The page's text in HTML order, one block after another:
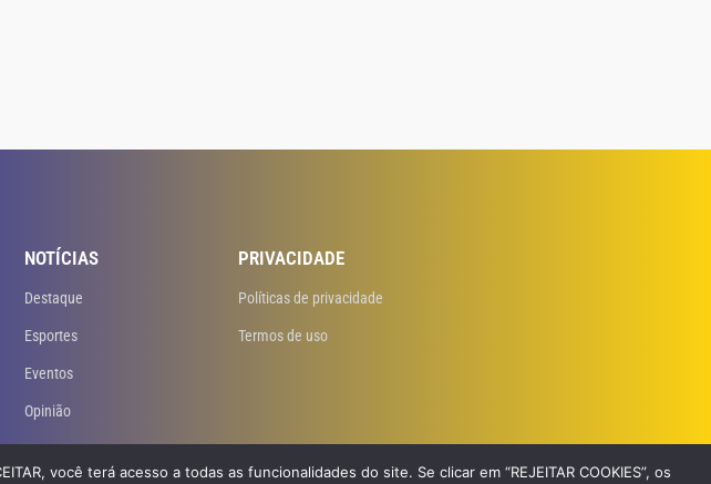
NOTÍCIAS
Destaque
Esportes
Eventos
Opinião
PRIVACIDADE
Políticas de privacidade
Termos de uso
– Agência de Websites
você terá acesso a todas as funcionalidades do site. Se clicar em “REJEITAR COOKIES”, os